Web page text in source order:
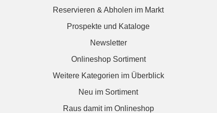
Reservieren & Abholen im Markt
Prospekte und Kataloge
Newsletter
Onlineshop Sortiment
Weitere Kategorien im Überblick
Neu im Sortiment
Raus damit im Onlineshop